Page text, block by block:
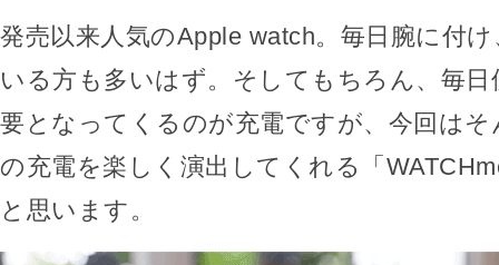
発売以来人気のApple watch。毎日腕に付
いる方も多いはず。そしてもちろん、毎
要となってくるのが充電ですが、今回はそ
の充電を楽しく演出してくれる「
と思います。